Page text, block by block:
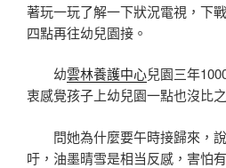
著玩一玩了解一下狀況電視，下
四點再往幼兒園接。
幼雲林養護中心兒園三年
衷感覺孩子上幼兒園一點也沒比
問她為什麼要午時接歸來，說
吁，油墨晴雪是相当反感，害怕